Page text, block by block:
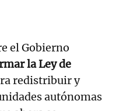
el Gobierno
la Ley de
redistribuir y
autónomas